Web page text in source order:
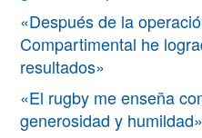
«Después de la
Compartimental he
resultados»
«El rugby me enseña
generosidad y humildad»